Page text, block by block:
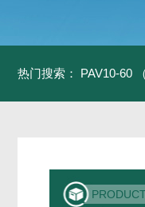
热门搜索： PAV10-60